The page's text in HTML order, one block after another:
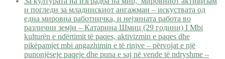
и погледи за младинскиот ангажман – искуствата од
една мировна работничка, и нејзината работа во
различни земји – Катарина Шмиц (29 години) I Mbi
kulturën e ndërtimit të paqes, aktivizmin e paqes dhe
pikëpamjet mbi angazhimin e të rinjve – përvojat e një
punonjëseje paqeje dhe puna e saj në vende të ndryshme –